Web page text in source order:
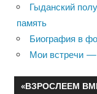
Гыданский
память
Биография в
Мои встречи —
«ВЗРОСЛЕЕМ